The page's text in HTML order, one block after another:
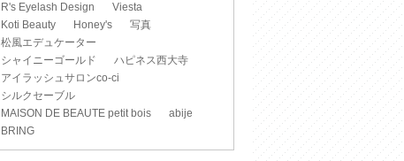
R's Eyelash Design
Viesta
Koti Beauty
Honey's
写真
松風エデュケーター
シャイニーゴールド
ハピネス西大寺
アイラッシュサロンco-ci
シルクセーブル
MAISON DE BEAUTE petit bois
abije
BRING